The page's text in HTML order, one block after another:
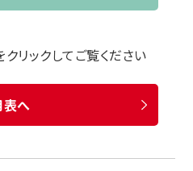
リックしてご覧ください
表へ